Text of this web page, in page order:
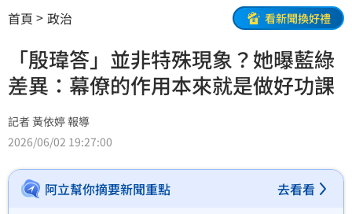
首頁 政治 看新聞換好禮
「殷瑋答」並非特殊現象？她曝藍綠
差異：幕僚的作用本來就是做好功課
記者 黃依婷 報導
2026/06/02 19:27:00
阿立幫你摘要新聞重點 去看看